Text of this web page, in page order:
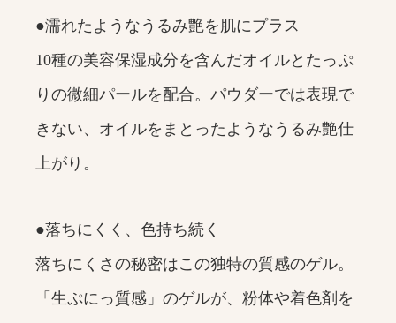
●濡れたようなうるみ艶を肌にプラス
10種の美容保湿成分を含んだオイルとたっぷ
りの微細パールを配合。パウダーでは表現で
きない、オイルをまとったようなうるみ艶仕
上がり。
●落ちにくく、色持ち続く
落ちにくさの秘密はこの独特の質感のゲル。
「生ぷにっ質感」のゲルが、粉体や着色剤を